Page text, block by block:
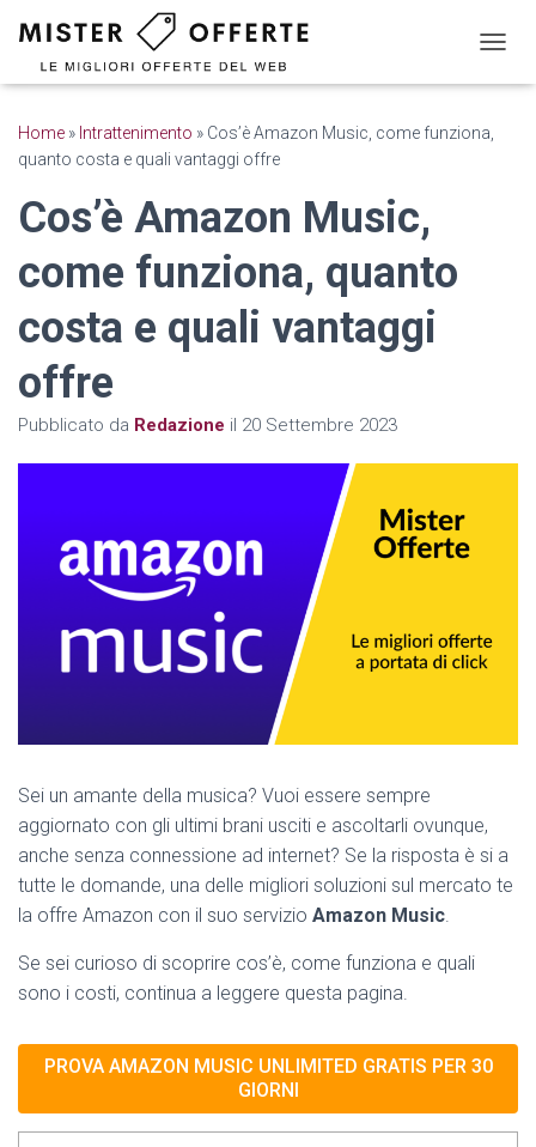
A
Home » Intrattenimento » Cos’è Amazon Music, come funziona,
quanto costa e quali vantaggi offre
Cos’è Amazon Music,
come funziona, quanto
costa e quali vantaggi
offre
Pubblicato da Redazione il 20 Settembre 2023
Sei un amante della musica? Vuoi essere sempre
aggiornato con gli ultimi brani usciti e ascoltarli ovunque,
anche senza connessione ad internet? Se la risposta è si a
tutte le domande, una delle migliori soluzioni sul mercato te
la offre Amazon con il suo servizio Amazon Music.
Se sei curioso di scoprire cos’è, come funziona e quali
sono i costi, continua a leggere questa pagina.
PROVA AMAZON MUSIC UNLIMITED GRATIS PER 30
GIORNI